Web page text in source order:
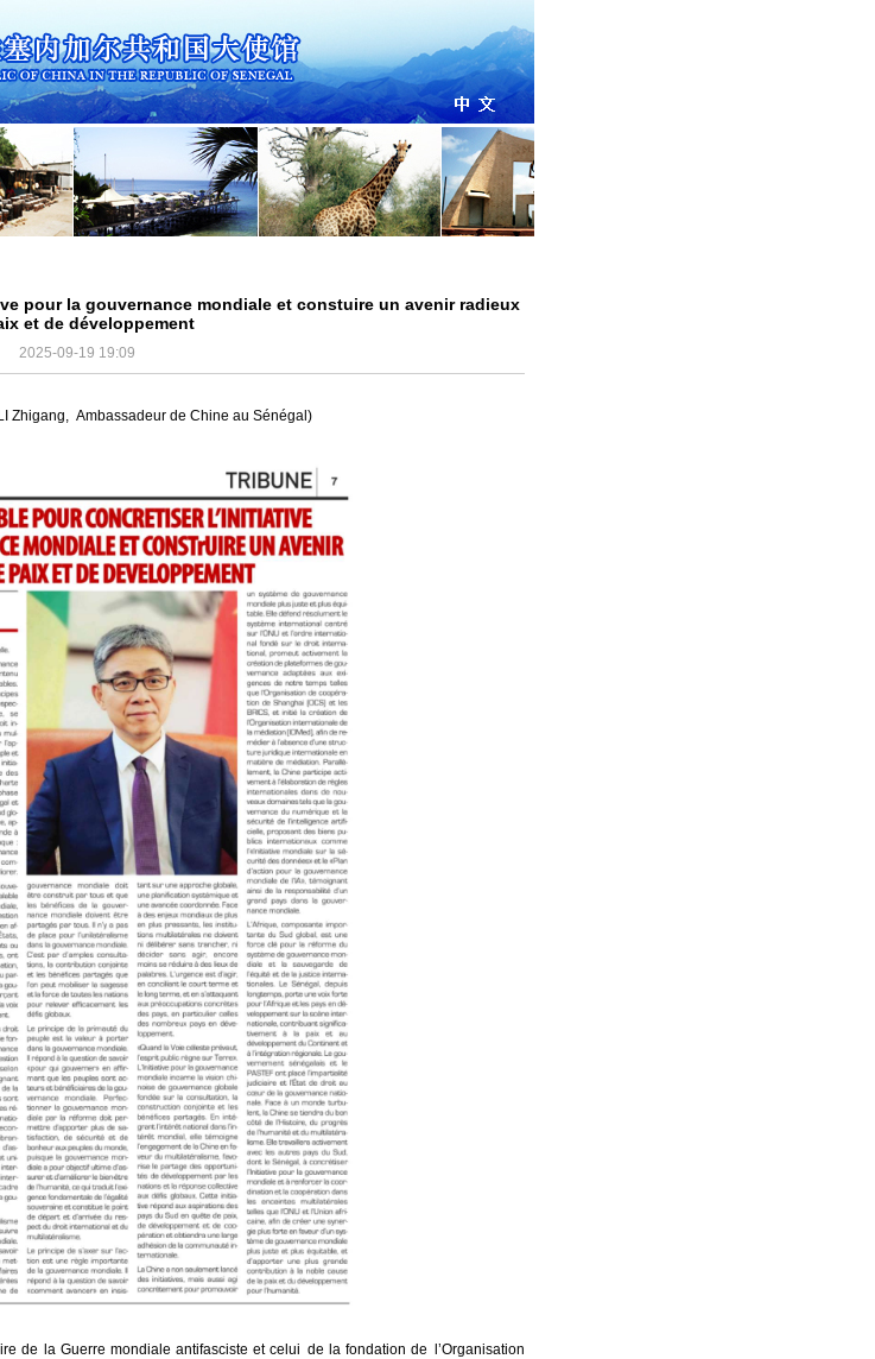
pour la gouvernance mondiale et constuire un avenir radieux
et de développement
2025-09-19 19:09
Zhigang, Ambassadeur de Chine au Sénégal)
de la Guerre mondiale antifasciste et celui de la fondation de l’Organisation